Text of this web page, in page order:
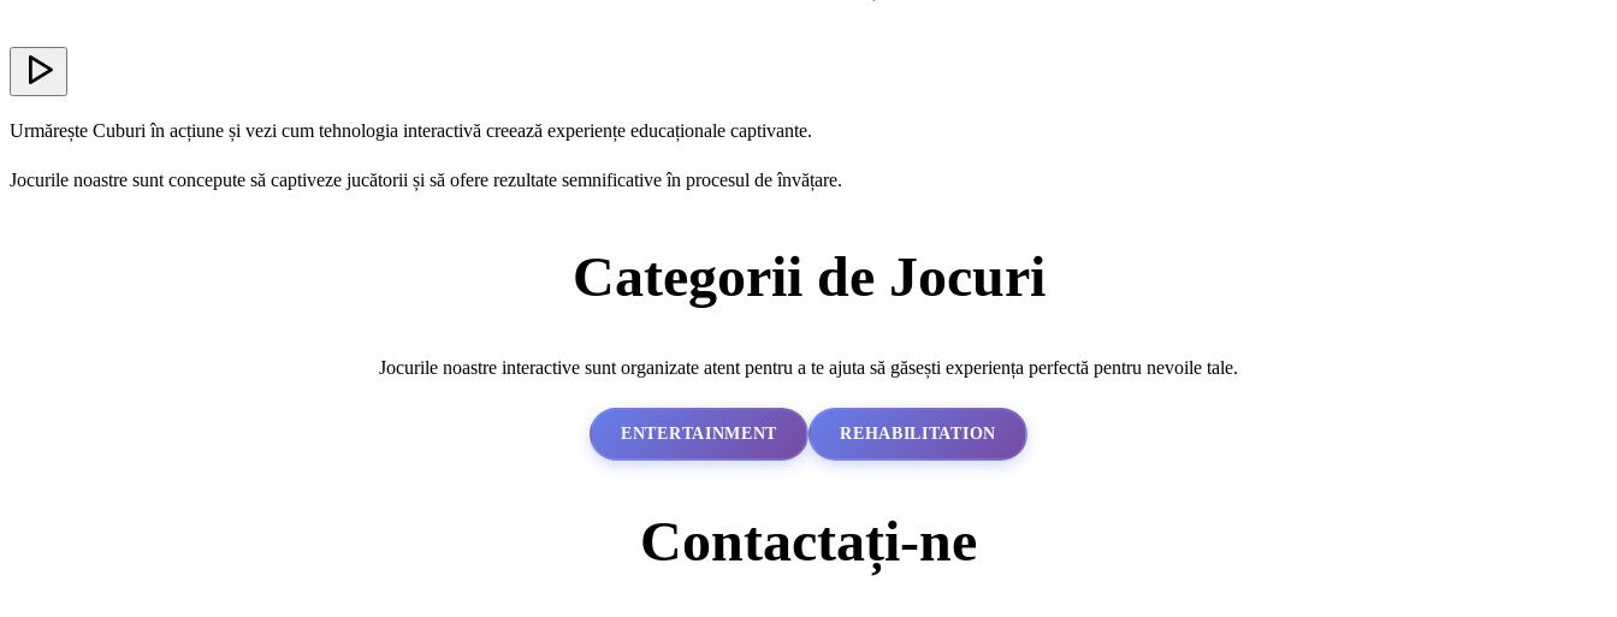
Urmărește Cuburi în acțiune și vezi cum tehnologia interactivă creează experiențe educaționale captivante.
Jocurile noastre sunt concepute să captiveze jucătorii și să ofere rezultate semnificative în procesul de învățare.
Categorii de Jocuri
Jocurile noastre interactive sunt organizate atent pentru a te ajuta să găsești experiența perfectă pentru nevoile tale.
ENTERTAINMENT REHABILITATION
Contactați-ne